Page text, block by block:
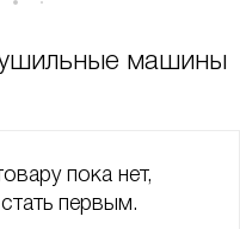
машины
пока нет,
первым.